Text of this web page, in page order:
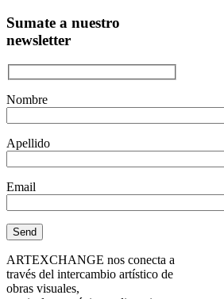
Sumate a nuestro
newsletter
Nombre
Apellido
Email
ARTEXCHANGE nos conecta a
través del intercambio artístico de
obras visuales,